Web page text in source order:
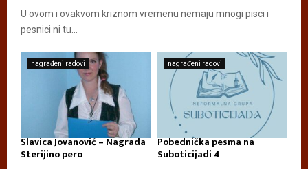
U ovom i ovakvom kriznom vremenu nemaju mnogi pisci i
pesnici ni tu...
nagrađeni radovi
Slavica Jovanović – Nagrada
Sterijino pero
nagrađeni radovi
Pobednička pesma na
Suboticijadi 4